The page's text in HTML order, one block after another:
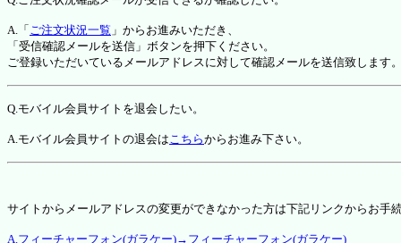
A.「 ご注文状況一覧 」からお進みいただき、
「受信確認メールを送信」ボタンを押下ください。
ご登録いただいているメールアドレスに対して確認メールを送信致します。
Q.モバイル会員サイトを退会したい。
A.モバイル会員サイトの退会はこちらからお進み下さい。
サイトからメールアドレスの変更ができなかった方は下記リンクからお手
A.フィーチャーフォン(ガラケー)→フィーチャーフォン(ガラケー)